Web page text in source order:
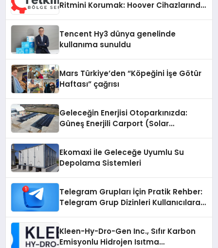
Ritmini Korumak: Hoover Cihazlarında
Tencent Hy3 dünya genelinde
kullanıma sunuldu
Mars Türkiye’den “Köpeğini İşe Götür
Haftası” çağrısı
Geleceğin Enerjisi Otoparkınızda:
Güneş Enerjili Carport (Solar
Ekomaxi İle Geleceğe Uyumlu Su
Depolama Sistemleri
Telegram Grupları İçin Pratik Rehber:
Telegram Grup Dizinleri Kullanıcılara
Kleen-Hy-Dro-Gen Inc., Sıfır Karbon
Emisyonlu Hidrojen Isıtma